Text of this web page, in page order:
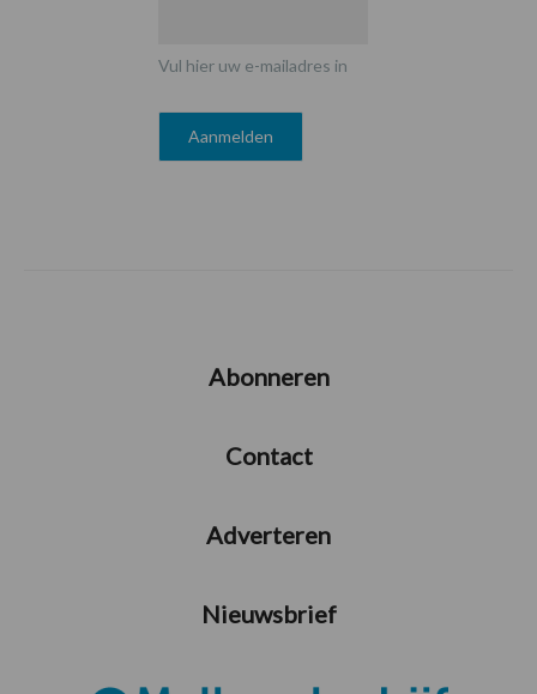
Vul hier uw e-mailadres in
Abonneren
Contact
Adverteren
Nieuwsbrief